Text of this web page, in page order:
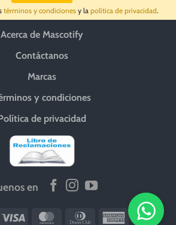
términos y condiciones y la política de privacidad.
Acerca de Mascotify
Contáctanos
Marcas
y condiciones
de privacidad
en
Visa MasterCardDinners
American